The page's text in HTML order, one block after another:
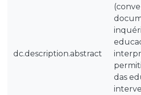
dc.description.abstract
das